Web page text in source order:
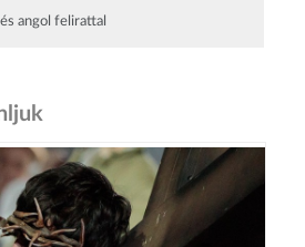
angol felirattal